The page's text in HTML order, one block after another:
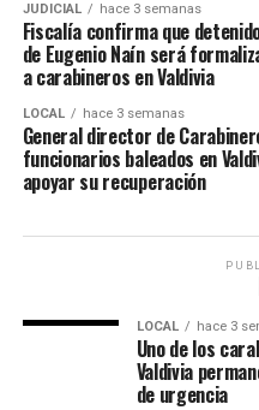
JUDICIAL hace 3 semanas
Fiscalía confirma que
de Eugenio Naín será
a carabineros en Valdivia
LOCAL hace 3 semanas
General director de
funcionarios baleados en
apoyar su recuperación
LOCAL hace 3
Uno de los
Valdivia
de urgencia